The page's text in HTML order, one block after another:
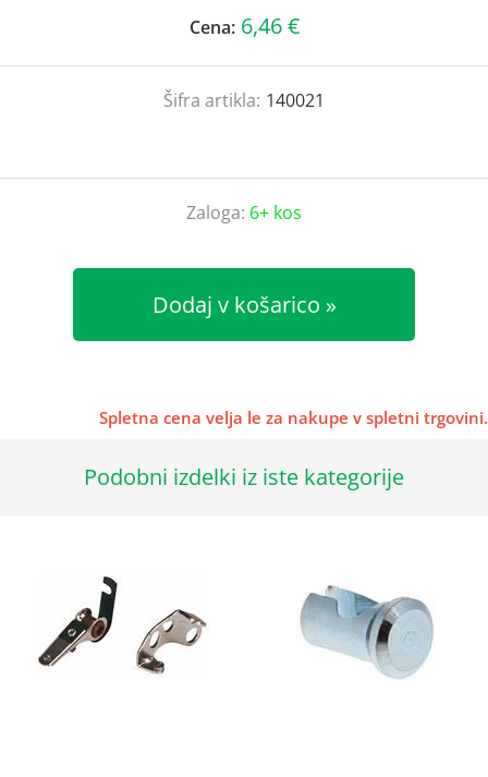
Cena: 6,46 €
Šifra artikla: 140021
Zaloga: 6+ kos
Dodaj v košarico
Spletna cena velja le za nakupe v spletni trgovini.
Podobni izdelki iz iste kategorije